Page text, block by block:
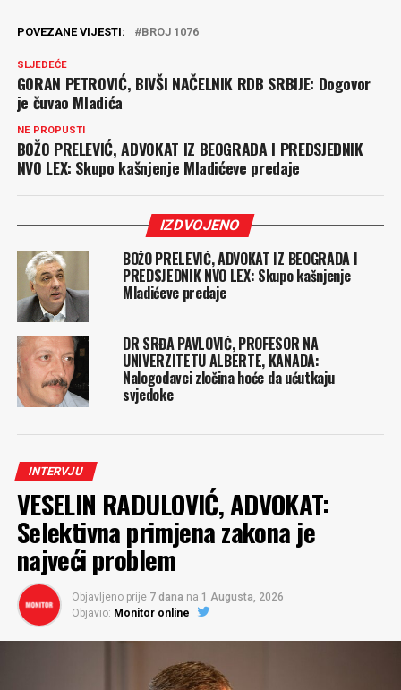
POVEZANE VIJESTI: BROJ 1076
SLJEDEĆE
GORAN PETROVIĆ, BIVŠI NAČELNIK RDB SRBIJE: Dogovor
je čuvao Mladića
NE PROPUSTI
BOŽO PRELEVIĆ, ADVOKAT IZ BEOGRADA I PREDSJEDNIK
NVO LEX: Skupo kašnjenje Mladićeve predaje
IZDVOJENO
BOŽO PRELEVIĆ, ADVOKAT IZ BEOGRADA I
PREDSJEDNIK NVO LEX: Skupo kašnjenje
Mladićeve predaje
DR SRĐA PAVLOVIĆ, PROFESOR NA
UNIVERZITETU ALBERTE, KANADA:
Nalogodavci zločina hoće da ućutkaju
svjedoke
INTERVJU
VESELIN RADULOVIĆ, ADVOKAT:
Selektivna primjena zakona je
najveći problem
Objavljeno prije 7 dana na 1 Augusta, 2026
Objavio: Monitor online